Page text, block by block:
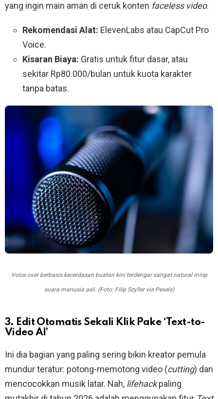
yang ingin main aman di ceruk konten faceless video.
Rekomendasi Alat: ElevenLabs atau CapCut Pro
Voice.
Kisaran Biaya: Gratis untuk fitur dasar, atau
sekitar Rp80.000/bulan untuk kuota karakter
tanpa batas.
Voice over berbasis kecerdasan buatan kini terdengar sangat natural mirip
suara manusia asli. (Foto: Filip Szyller via Pexels)
3. Edit Otomatis Sekali Klik Pake ‘Text-to-
Video AI’
Ini dia bagian yang paling sering bikin kreator pemula
mundur teratur: potong-memotong video (cutting) dan
mencocokkan musik latar. Nah, lifehackpaling